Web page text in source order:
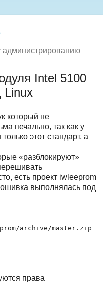
администрированию
Intel 5100
Linux
который не
печально, так как у
этот стандарт, а
«разблокируют»
есть проект iwleeprom
выполнялась под
archive/master.zip
права